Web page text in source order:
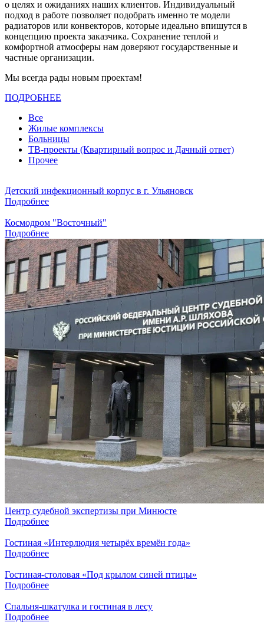
о целях и ожиданиях наших клиентов. Индивидуальный
подход в работе позволяет подобрать именно те модели
радиаторов или конвекторов, которые идеально впишутся в
концепцию проекта заказчика. Сохранение теплой и
комфортной атмосферы нам доверяют государственные и
частные организации.
Мы всегда рады новым проектам!
ПОДРОБНЕЕ
Все
Жилые комплексы
Больницы
ТВ-проекты (Квартирный вопрос и Дачный ответ)
Прочее
Детский инфекционный корпус в г. Ульяновск
Подробнее
Космодром "Восточный"
Подробнее
Центр судебной экспертизы при Минюсте
Подробнее
Гостиная «Интерлюдия четырёх времён года»
Подробнее
Гостиная-столовая «Под крылом синей птицы»
Подробнее
Спальня-шкатулка и гостиная в лесу
Подробнее